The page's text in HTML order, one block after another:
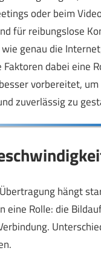
oder beim
für reibungslose
genau die
dabei eine
vorbereitet,
zuverlässig zu
hängt
eine Rolle: die